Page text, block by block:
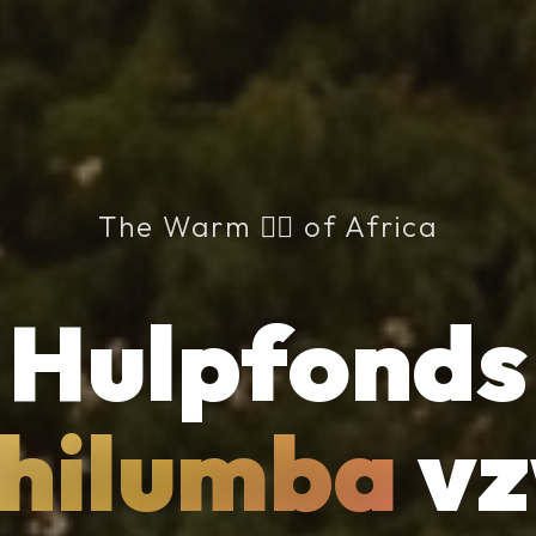
The Warm ❤️‍🔥 of Africa
Hulpfonds